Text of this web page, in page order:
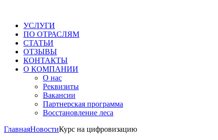
УСЛУГИ
ПО ОТРАСЛЯМ
СТАТЬИ
ОТЗЫВЫ
КОНТАКТЫ
О КОМПАНИИ
О нас
Реквизиты
Вакансии
Партнерская программа
Восстановление леса
ГлавнаяНовостиКурс на цифровизацию